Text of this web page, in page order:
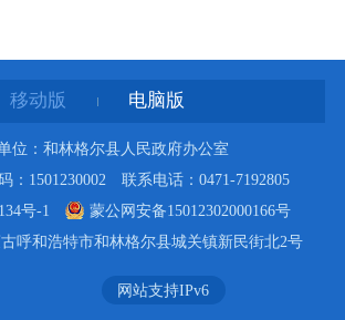
移动版 电脑版
位：和林格尔县人民政府办公室
：1501230002 联系电话：0471-7192805
号-1
蒙公网安备15012302000166号
呼和浩特市和林格尔县城关镇新民街北2号
网站支持IPv6